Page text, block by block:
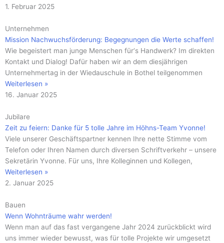
1. Februar 2025
Unternehmen
Mission Nachwuchsförderung: Begegnungen die Werte schaffen!
Wie begeistert man junge Menschen für‘s Handwerk? Im direkten
Kontakt und Dialog! Dafür haben wir an dem diesjährigen
Unternehmertag in der Wiedauschule in Bothel teilgenommen
Weiterlesen »
16. Januar 2025
Jubilare
Zeit zu feiern: Danke für 5 tolle Jahre im Höhns-Team Yvonne!
Viele unserer Geschäftspartner kennen Ihre nette Stimme vom
Telefon oder Ihren Namen durch diversen Schriftverkehr – unsere
Sekretärin Yvonne. Für uns, Ihre Kolleginnen und Kollegen,
Weiterlesen »
2. Januar 2025
Bauen
Wenn Wohnträume wahr werden!
Wenn man auf das fast vergangene Jahr 2024 zurückblickt wird
uns immer wieder bewusst, was für tolle Projekte wir umgesetzt